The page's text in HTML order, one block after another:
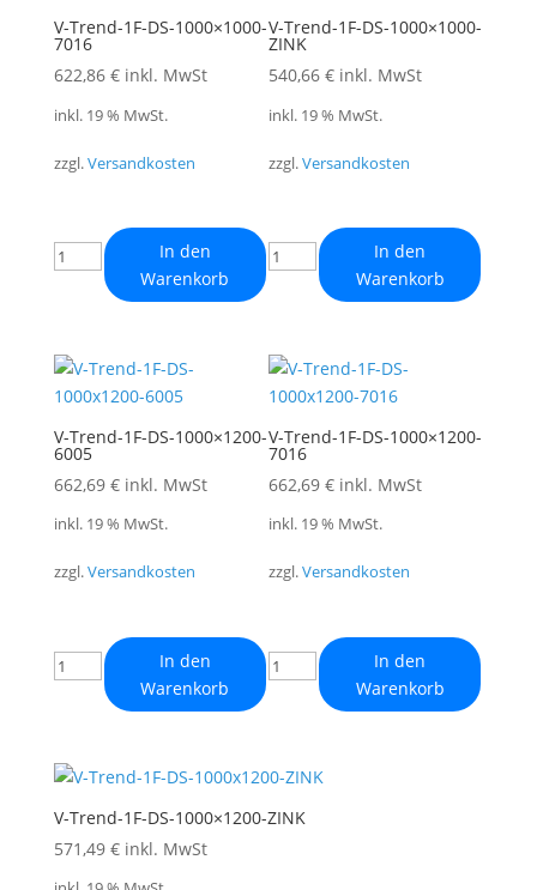
V-Trend-1F-DS-1000×1000-
7016
622,86 € inkl. MwSt
inkl. 19 % MwSt.
zzgl.Versandkosten
In den
Warenkorb
V-Trend-1F-DS-1000×1000-
ZINK
540,66 € inkl. MwSt
inkl. 19 % MwSt.
zzgl.Versandkosten
In den
Warenkorb
V-Trend-1F-DS-1000×1200-
6005
662,69 € inkl. MwSt
inkl. 19 % MwSt.
zzgl.Versandkosten
In den
Warenkorb
V-Trend-1F-DS-1000×1200-
7016
662,69 € inkl. MwSt
inkl. 19 % MwSt.
zzgl.Versandkosten
In den
Warenkorb
V-Trend-1F-DS-1000×1200-ZINK
571,49 € inkl. MwSt